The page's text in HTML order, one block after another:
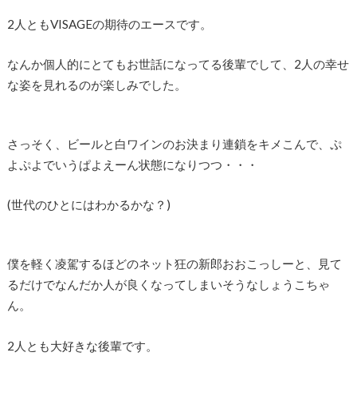
2人ともVISAGEの期待のエースです。
なんか個人的にとてもお世話になってる後輩でして、2人の幸せ
な姿を見れるのが楽しみでした。
さっそく、ビールと白ワインのお決まり連鎖をキメこんで、ぷ
よぷよでいうぱよえーん状態になりつつ・・・
(世代のひとにはわかるかな？)
僕を軽く凌駕するほどのネット狂の新郎おおこっしーと、見て
るだけでなんだか人が良くなってしまいそうなしょうこちゃ
ん。
2人とも大好きな後輩です。